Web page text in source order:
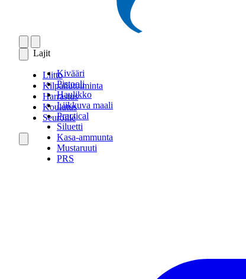
Lajit
Kivääri
Pistooli
Haulikko
Liikkuva maali
Practical
Siluetti
Kasa-ammunta
Mustaruuti
PRS
Liitto
Kilpailutoiminta
Harrastus
Koulutus
Seuroille